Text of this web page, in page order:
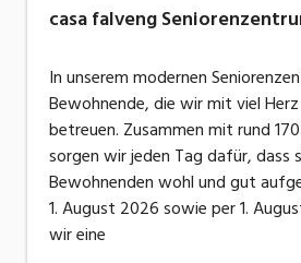
Körperpflege, Wellness
Marketing, Kommunikation,
Mechanik, Elektronik, Optik,
Medizin, Gesundheitswesen,
Sicherheit, Rettung, Polizei,
Verkauf, Handel,
casa falveng
In unserem modernen
Bewohnende, die wir mit viel
betreuen. Zusammen mit rund
sorgen wir jeden Tag dafür, dass
Bewohnenden wohl und gut
1. August 2026 sowie per 1.
wir eine